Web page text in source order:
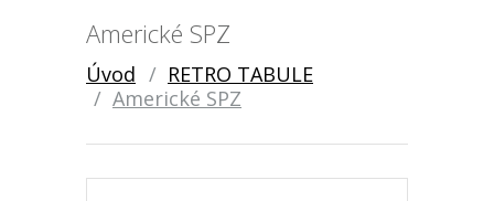
Americké SPZ
Úvod
RETRO TABULE
Americké SPZ